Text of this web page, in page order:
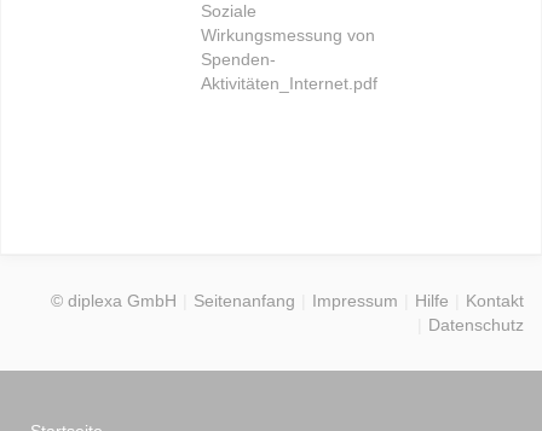
Soziale
Wirkungsmessung von
Spenden-
Aktivitäten_Internet.pdf
© diplexa GmbH Seitenanfang Impressum Hilfe
Kontakt
Datenschutz